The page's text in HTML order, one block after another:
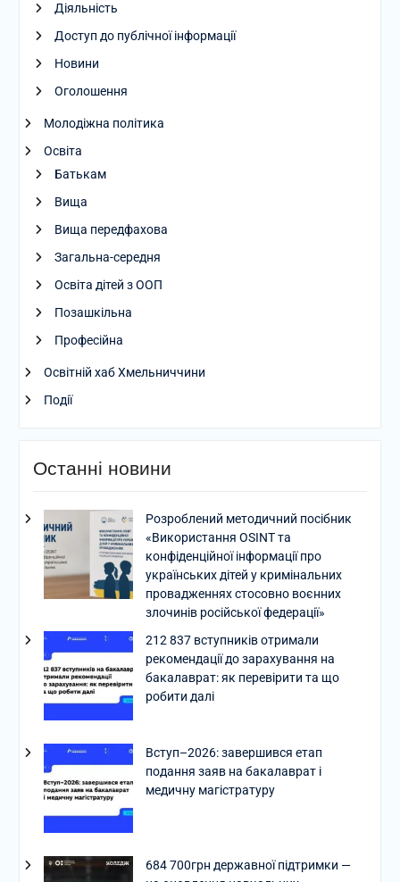
Діяльність
Доступ до публічної інформації
Новини
Оголошення
Молодіжна політика
Освіта
Батькам
Вища
Вища передфахова
Загальна-середня
Освіта дітей з ООП
Позашкільна
Професійна
Освітній хаб Хмельниччини
Події
Останні новини
Розроблений методичний посібник
«Використання OSINT та
конфіденційної інформації про
українських дітей у кримінальних
провадженнях стосовно воєнних
злочинів російської федерації»
212 837 вступників отримали
рекомендації до зарахування на
бакалаврат: як перевірити та що
робити далі
Вступ–2026: завершився етап
подання заяв на бакалаврат і
медичну магістратуру
684 700грн державної підтримки —